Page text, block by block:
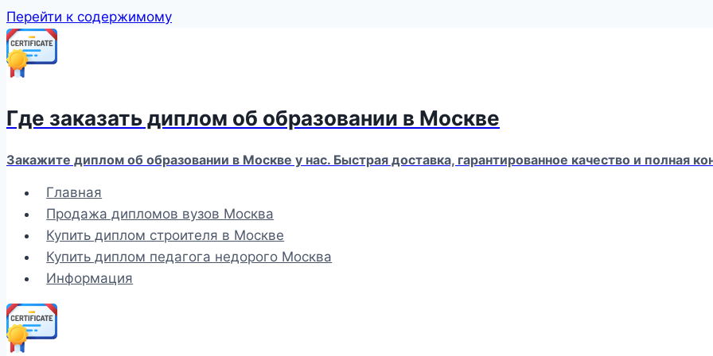
Перейти к содержимому
Где заказать диплом об образовании в Москве
Закажите диплом об образовании в Москве у нас. Быстрая доставка, гарантированное качество и полная
Главная
Продажа дипломов вузов Москва
Купить диплом строителя в Москве
Купить диплом педагога недорого Москва
Информация